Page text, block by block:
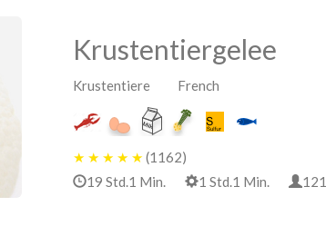
Krustentiergelee
Krustentiere French
★ ★ ★ ★ ★ (1162)
19 Std.1 Min.
1 Std.1 Min. 121